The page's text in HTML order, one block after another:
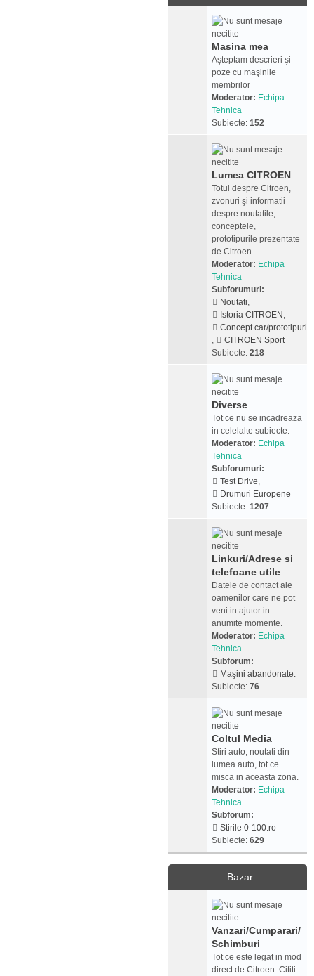
Masina mea
Aşteptam descrieri şi
poze cu maşinile
membrilor
Moderator: Echipa
Tehnica
Subiecte: 152
Lumea CITROEN
Totul despre Citroen,
zvonuri şi informatii
despre noutatile,
conceptele,
prototipurile prezentate
de Citroen
Moderator: Echipa
Tehnica
Subforumuri:
Noutati,
Istoria CITROEN ,
Concept car/prototipuri
,
CITROEN Sport
Subiecte: 218
Diverse
Tot ce nu se incadreaza
in celelalte subiecte.
Moderator: Echipa
Tehnica
Subforumuri:
Test Drive,
Drumuri Europene
Subiecte: 1207
Linkuri/Adrese si
telefoane utile
Datele de contact ale
oamenilor care ne pot
veni in ajutor in
anumite momente.
Moderator: Echipa
Tehnica
Subforum:
Maşini abandonate.
Subiecte: 76
Coltul Media
Stiri auto, noutati din
lumea auto, tot ce
misca in aceasta zona.
Moderator: Echipa
Tehnica
Subforum:
Stirile 0-100.ro
Subiecte: 629
Bazar
Vanzari/Cumparari/
Schimburi
Tot ce este legat in mod
direct de Citroen. Cititi